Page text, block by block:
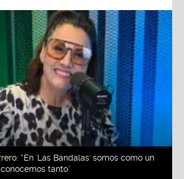
“En 'Las Bandalas' somos como un
tanto"